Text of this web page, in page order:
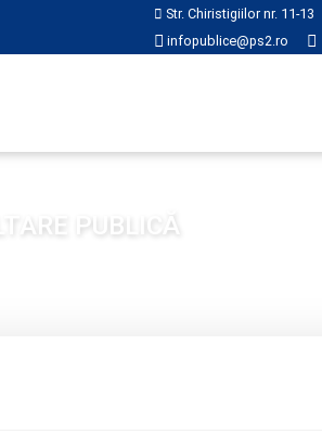
Str. Chiristigiilor nr. 11-13
infopublice@ps2.ro
PUBLICĂ